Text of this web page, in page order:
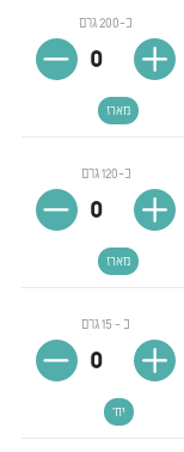
כ-200 גרם
מארז
0
כ-120 גרם
מארז
0
כ - 15 גרם
יח'
0